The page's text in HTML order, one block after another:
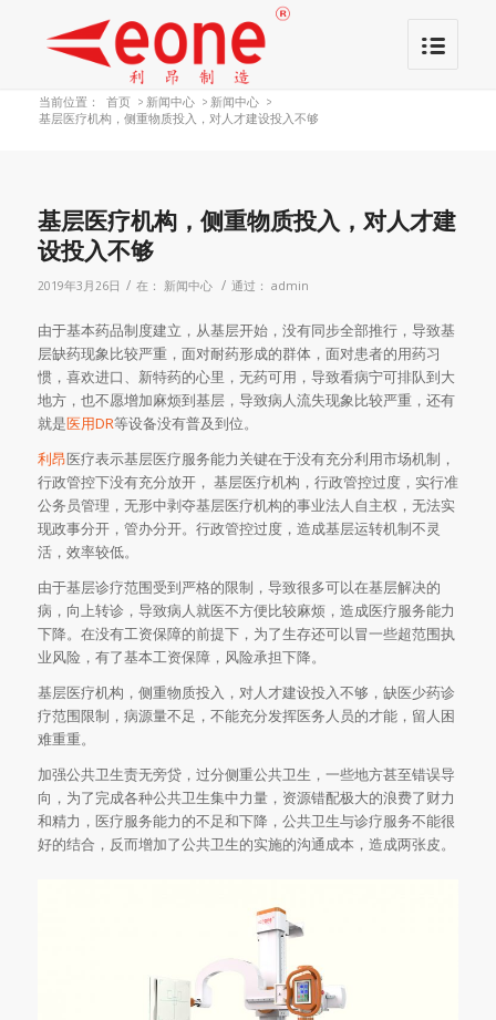
当前位置： 首页 > 新闻中心 > 新闻中心 >
基层医疗机构，侧重物质投入，对人才建设投入不够
基层医疗机构，侧重物质投入，对人才建
设投入不够
2019年3月26日 / 在： 新闻中心 / 通过： admin
由于基本药品制度建立，从基层开始，没有同步全部推行，导致基
层缺药现象比较严重，面对耐药形成的群体，面对患者的用药习
惯，喜欢进口、新特药的心里，无药可用，导致看病宁可排队到大
地方，也不愿增加麻烦到基层，导致病人流失现象比较严重，还有
就是医用DR等设备没有普及到位。
利昂医疗表示基层医疗服务能力关键在于没有充分利用市场机制，
行政管控下没有充分放开， 基层医疗机构，行政管控过度，实行准
公务员管理，无形中剥夺基层医疗机构的事业法人自主权，无法实
现政事分开，管办分开。行政管控过度，造成基层运转机制不灵
活，效率较低。
由于基层诊疗范围受到严格的限制，导致很多可以在基层解决的
病，向上转诊，导致病人就医不方便比较麻烦，造成医疗服务能力
下降。在没有工资保障的前提下，为了生存还可以冒一些超范围执
业风险，有了基本工资保障，风险承担下降。
基层医疗机构，侧重物质投入，对人才建设投入不够，缺医少药诊
疗范围限制，病源量不足，不能充分发挥医务人员的才能，留人困
难重重。
加强公共卫生责无旁贷，过分侧重公共卫生，一些地方甚至错误导
向，为了完成各种公共卫生集中力量，资源错配极大的浪费了财力
和精力，医疗服务能力的不足和下降，公共卫生与诊疗服务不能很
好的结合，反而增加了公共卫生的实施的沟通成本，造成两张皮。